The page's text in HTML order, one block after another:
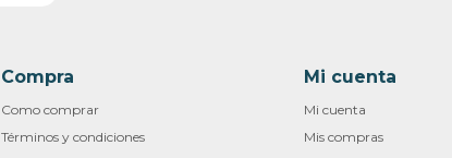
Compra
Como comprar
Términos y condiciones
Mi cuenta
Mi cuenta
Mis compras